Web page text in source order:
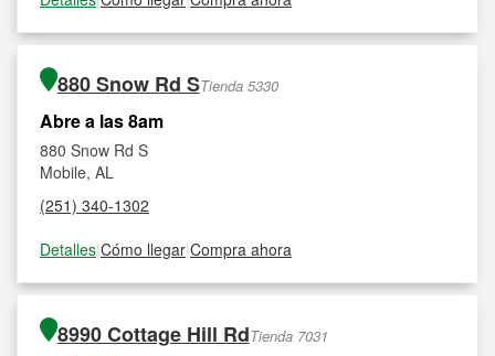
880 Snow Rd STienda 5330
Abre a las 8am
880 Snow Rd S
Mobile, AL
(251) 340-1302
Detalles|Cómo llegar|Compra ahora
8990 Cottage Hill RdTienda 7031